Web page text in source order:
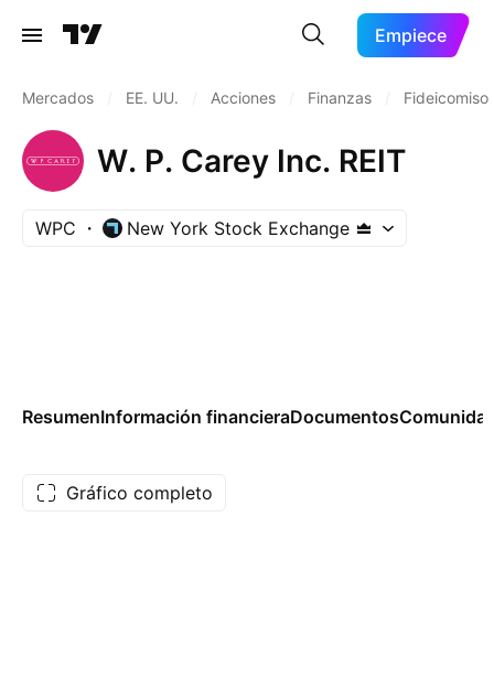
Empiece
Mercados EE. UU. Acciones Finanzas
W. P. Carey Inc. REIT
WPC New York Stock Exchange
ResumenInformación financieraDocumentos
Gráfico completo